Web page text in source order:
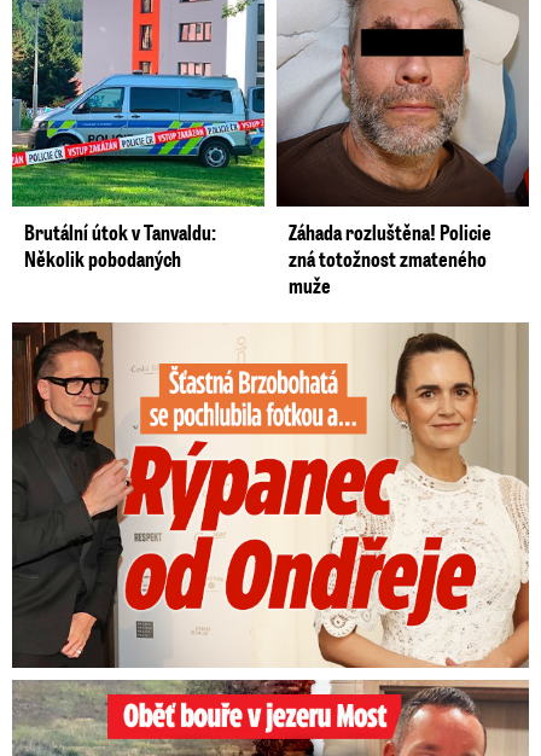
Brutální útok v Tanvaldu:
Několik pobodaných
Záhada rozluštěna! Policie
zná totožnost zmateného
muže
Šťastná Brzobohatá se pochlubila fotkou: Rýpanec od Ondřeje
Oběť bouře v jezeru Most: Zemřel táta Dominik (†28)